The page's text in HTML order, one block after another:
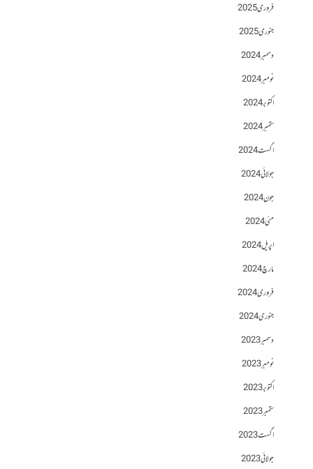
فروری 2025
جنوری 2025
دسمبر 2024
نومبر 2024
اکتوبر 2024
ستمبر 2024
اگست 2024
جولائی 2024
جون 2024
مئی 2024
اپریل 2024
مارچ 2024
فروری 2024
جنوری 2024
دسمبر 2023
نومبر 2023
اکتوبر 2023
ستمبر 2023
اگست 2023
جولائی 2023